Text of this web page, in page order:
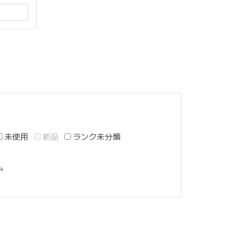
未使用 新品
ランク未分類